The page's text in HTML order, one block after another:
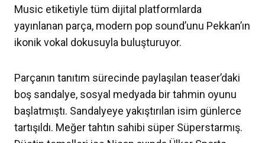
Music etiketiyle tüm dijital platformlarda
yayınlanan parça, modern pop sound’unu Pekkan’ın
ikonik vokal dokusuyla buluşturuyor.
Parçanın tanıtım sürecinde paylaşılan teaser’daki
boş sandalye, sosyal medyada bir tahmin oyunu
başlatmıştı. Sandalyeye yakıştırılan isim günlerce
tartışıldı. Meğer tahtın sahibi süper Süperstarmış.